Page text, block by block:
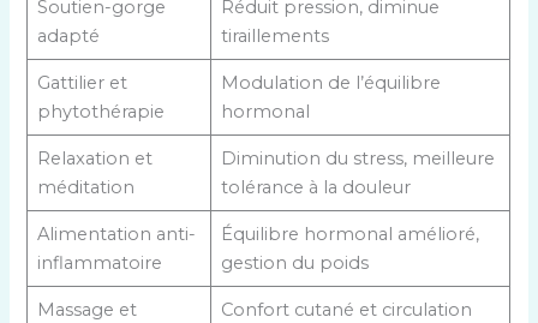
Soutien-gorge
adapté
Réduit pression, diminue
tiraillements
Gattilier et
phytothérapie
Modulation de l’équilibre
hormonal
Relaxation et
méditation
Diminution du stress, meilleure
tolérance à la douleur
Alimentation anti-
inflammatoire
Équilibre hormonal amélioré,
gestion du poids
Massage et
Confort cutané et circulation